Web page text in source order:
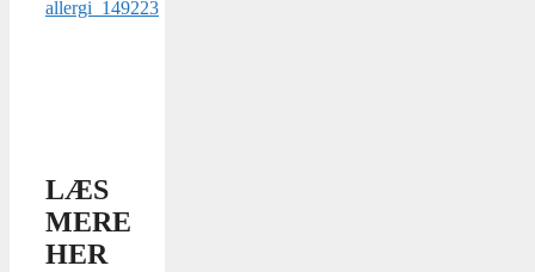
LÆS
MERE
HER